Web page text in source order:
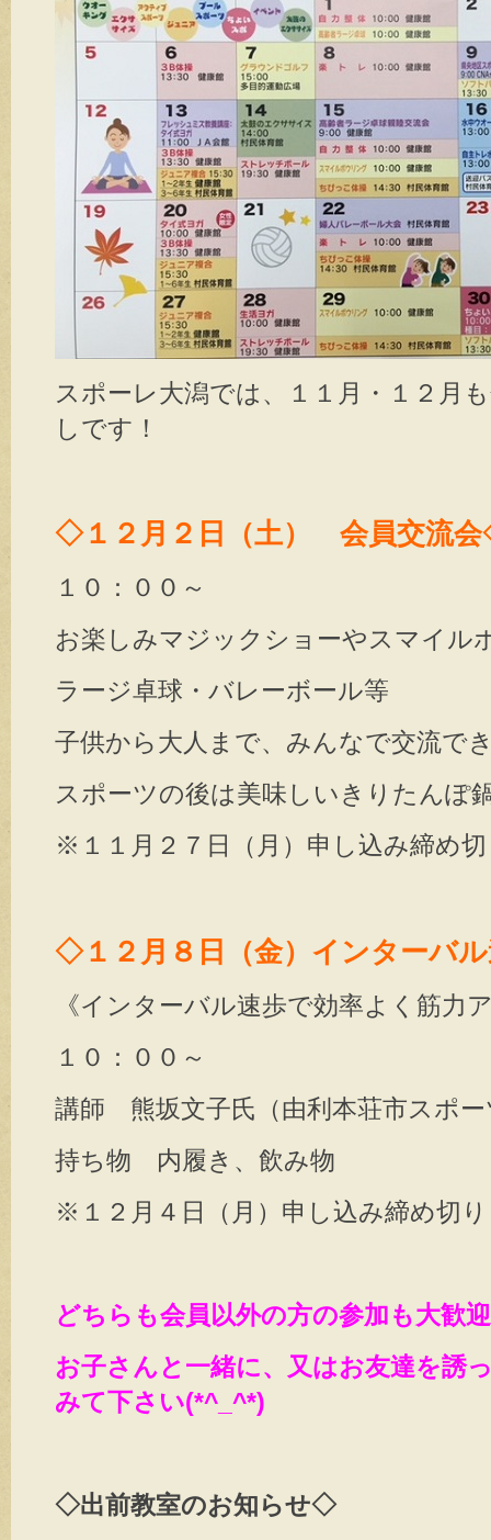
スポーレ大潟では、１１月・１２月
しです！
◇１２月２日（土） 会員交流
１０：００～
お楽しみマジックショーやスマイル
ラージ卓球・バレーボール等
子供から大人まで、みんなで交流で
スポーツの後は美味しいきりたんぽ
※１１月２７日（月）申し込み締め
◇１２月８日（金）インターバ
《インターバル速歩で効率よく筋力
１０：００～
講師 熊坂文子氏（由利本荘市スポー
持ち物 内履き、飲み物
※１２月４日（月）申し込み締め切り
どちらも会員以外の方の参加も大歓
お子さんと一緒に、又はお友達を誘
みて下さい(*^_^*)
◇出前教室のお知らせ◇